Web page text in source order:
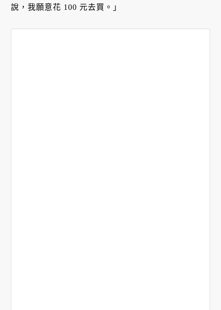
說，我願意花 100 元去買。」